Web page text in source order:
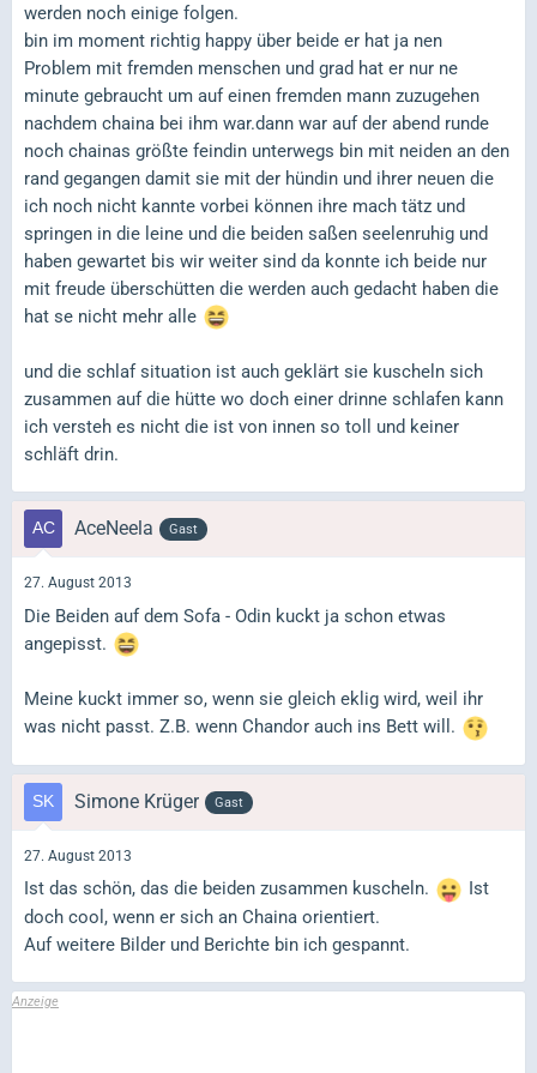
werden noch einige folgen.
bin im moment richtig happy über beide er hat ja nen
Problem mit fremden menschen und grad hat er nur ne
minute gebraucht um auf einen fremden mann zuzugehen
nachdem chaina bei ihm war.dann war auf der abend runde
noch chainas größte feindin unterwegs bin mit neiden an den
rand gegangen damit sie mit der hündin und ihrer neuen die
ich noch nicht kannte vorbei können ihre mach tätz und
springen in die leine und die beiden saßen seelenruhig und
haben gewartet bis wir weiter sind da konnte ich beide nur
mit freude überschütten die werden auch gedacht haben die
hat se nicht mehr alle
und die schlaf situation ist auch geklärt sie kuscheln sich
zusammen auf die hütte wo doch einer drinne schlafen kann
ich versteh es nicht die ist von innen so toll und keiner
schläft drin.
AceNeela Gast
27. August 2013
Die Beiden auf dem Sofa - Odin kuckt ja schon etwas
angepisst.
Meine kuckt immer so, wenn sie gleich eklig wird, weil ihr
was nicht passt. Z.B. wenn Chandor auch ins Bett will.
Simone Krüger Gast
27. August 2013
Ist das schön, das die beiden zusammen kuscheln.
Ist
doch cool, wenn er sich an Chaina orientiert.
Auf weitere Bilder und Berichte bin ich gespannt.